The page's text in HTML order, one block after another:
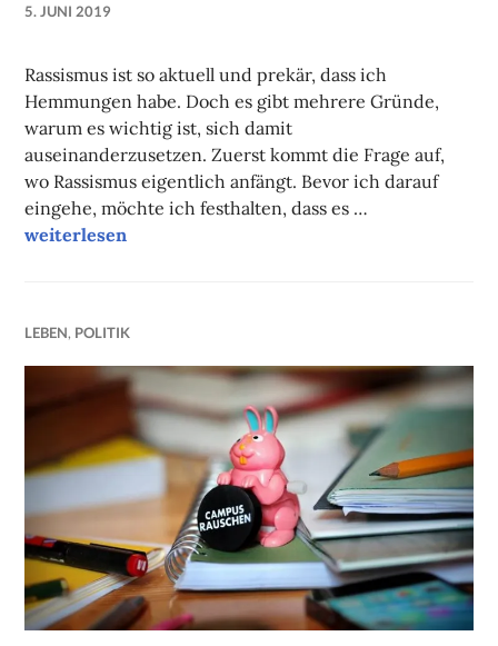
5. JUNI 2019
Rassismus ist so aktuell und prekär, dass ich
Hemmungen habe. Doch es gibt mehrere Gründe,
warum es wichtig ist, sich damit
auseinanderzusetzen. Zuerst kommt die Frage auf,
wo Rassismus eigentlich anfängt. Bevor ich darauf
eingehe, möchte ich festhalten, dass es …
Campuskolumne
weiterlesen
LEBEN, POLITIK